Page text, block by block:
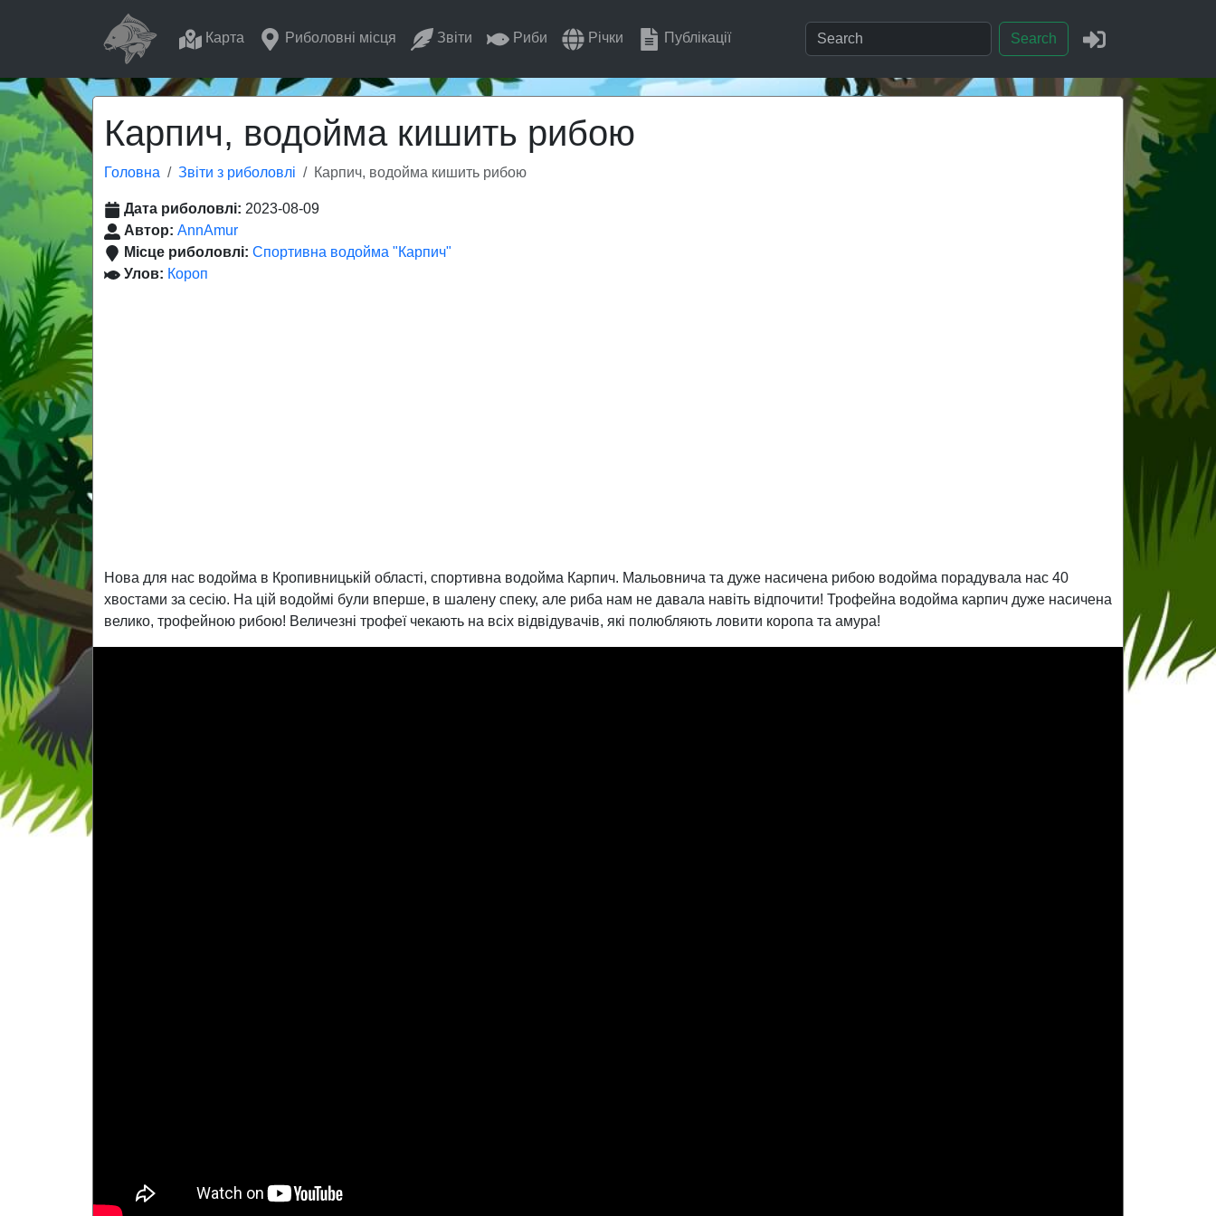
Карта Риболовні місця Звіти Риби Річки Публікації Search
Карпич, водойма кишить рибою
Головна Звіти з риболовлі Карпич, водойма кишить рибою
Дата риболовлі: 2023-08-09
Автор: AnnAmur
Місце риболовлі: Спортивна водойма "Карпич"
Улов: Короп
Нова для нас водойма в Кропивницькій області, спортивна водойма Карпич. Мальовнича та дуже насичена рибою водойма порадувала нас 40
хвостами за сесію. На цій водоймі були вперше, в шалену спеку, але риба нам не давала навіть відпочити! Трофейна водойма карпич дуже насичена
велико, трофейною рибою! Величезні трофеї чекають на всіх відвідувачів, які полюбляють ловити коропа та амура!